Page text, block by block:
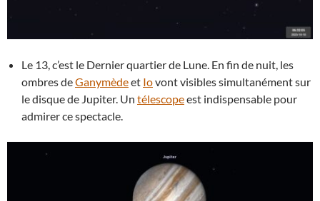
Le 13, c’est le Dernier quartier de Lune. En fin de nuit, les
ombres deGanymèdeet Iovont visibles simultanément sur
le disque de Jupiter. Un télescopeest indispensable pour
admirer ce spectacle.